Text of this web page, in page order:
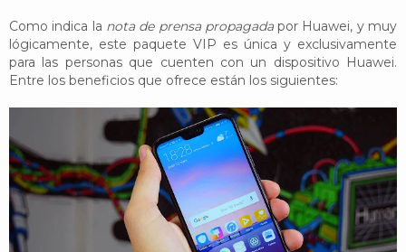
Como indica la nota de prensa propagadapor Huawei, y muy
lógicamente, este paquete VIP es única y exclusivamente
para las personas que cuenten con un dispositivo Huawei.
Entre los beneficios que ofrece están los siguientes: